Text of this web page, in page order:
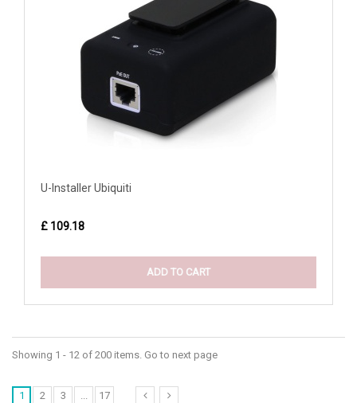
U-Installer Ubiquiti
£ 109.18
ADD TO CART
Showing 1 - 12 of 200 items. Go to next page
1 2 3 ... 17